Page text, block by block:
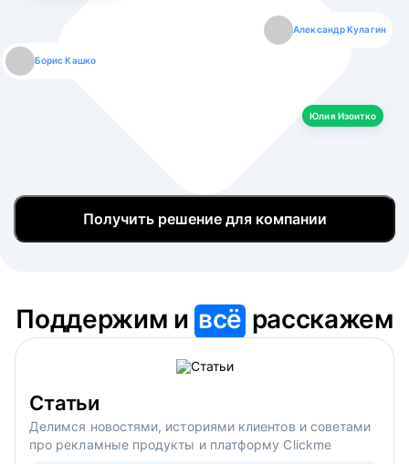
Борис Кашко
Александр Кулагин
Юлия Изоитко
Юлия Изоитко
Даниил Макаров
Александр Кулагин
Екатерина Лазаренко
Даниил Макаров
Борис Кашко
Екатерина Лазаренко
Юлия Изоитко
Получить решение для компании
Поддержим ивсё расскажем
Статьи
Делимся новостями, историями клиентов и советами
про рекламные продукты и платформу Clickme